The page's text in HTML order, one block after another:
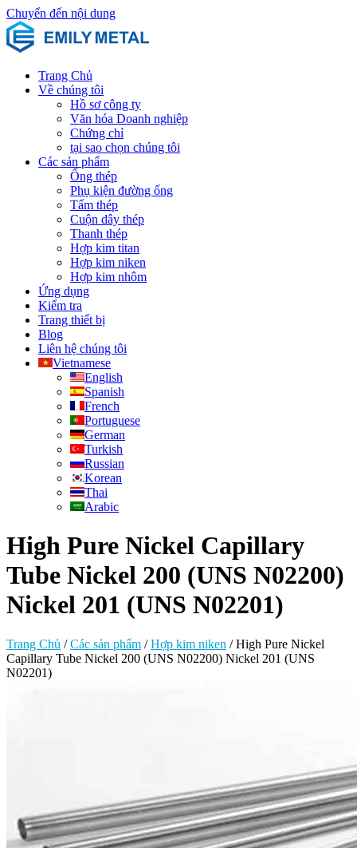
Chuyển đến nội dung
Trang Chủ
Về chúng tôi
Hồ sơ công ty
Văn hóa Doanh nghiệp
Chứng chỉ
tại sao chọn chúng tôi
Các sản phẩm
Ống thép
Phụ kiện đường ống
Tấm thép
Cuộn dây thép
Thanh thép
Hợp kim titan
Hợp kim niken
Hợp kim nhôm
Ứng dụng
Kiểm tra
Trang thiết bị
Blog
Liên hệ chúng tôi
Vietnamese
English
Spanish
French
Portuguese
German
Turkish
Russian
Korean
Thai
Arabic
High Pure Nickel Capillary
Tube Nickel 200 (UNS N02200)
Nickel 201 (UNS N02201)
Trang Chủ /Các sản phẩm /Hợp kim niken /High Pure Nickel
Capillary Tube Nickel 200 (UNS N02200) Nickel 201 (UNS
N02201)